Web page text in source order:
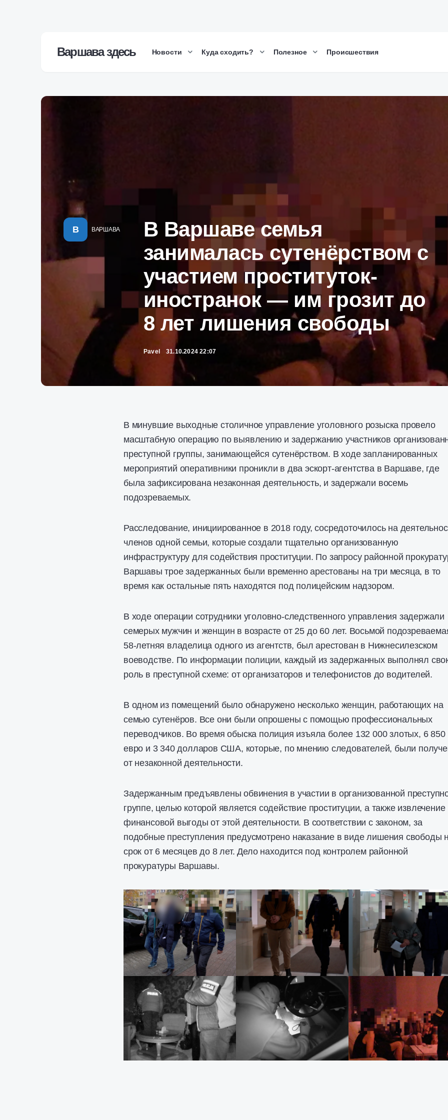
Варшава здесь Новости Куда сходить? Полезное Происшествия
В ВАРШАВА
В Варшаве семья
занималась сутенёрством с
участием проституток-
иностранок — им грозит до
8 лет лишения свободы
Pavel 31.10.2024 22:07
В минувшие выходные столичное управление уголовного розыска провело
масштабную операцию по выявлению и задержанию участников
преступной группы, занимающейся сутенёрством. В ходе запланированных
мероприятий оперативники проникли в два эскорт-агентства в Варшаве, где
была зафиксирована незаконная деятельность, и задержали восемь
подозреваемых.
Расследование, инициированное в 2018 году, сосредоточилось на
членов одной семьи, которые создали тщательно организованную
инфраструктуру для содействия проституции. По запросу районной
Варшавы трое задержанных были временно арестованы на три месяца, в то
время как остальные пять находятся под полицейским надзором.
В ходе операции сотрудники уголовно-следственного управления задержали
семерых мужчин и женщин в возрасте от 25 до 60 лет. Восьмой
58-летняя владелица одного из агентств, был арестован в Нижнесилезском
воеводстве. По информации полиции, каждый из задержанных выполнял
роль в преступной схеме: от организаторов и телефонистов до водителей.
В одном из помещений было обнаружено несколько женщин, работающих на
семью сутенёров. Все они были опрошены с помощью профессиональных
переводчиков. Во время обыска полиция изъяла более 132 000 злотых, 6 850
евро и 3 340 долларов США, которые, по мнению следователей, были
от незаконной деятельности.
Задержанным предъявлены обвинения в участии в организованной
группе, целью которой является содействие проституции, а также извлечение
финансовой выгоды от этой деятельности. В соответствии с законом, за
подобные преступления предусмотрено наказание в виде лишения свободы
срок от 6 месяцев до 8 лет. Дело находится под контролем районной
прокуратуры Варшавы.